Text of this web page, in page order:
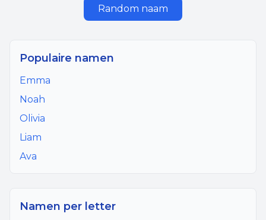
Random naam
Populaire namen
Emma
Noah
Olivia
Liam
Ava
Namen per letter